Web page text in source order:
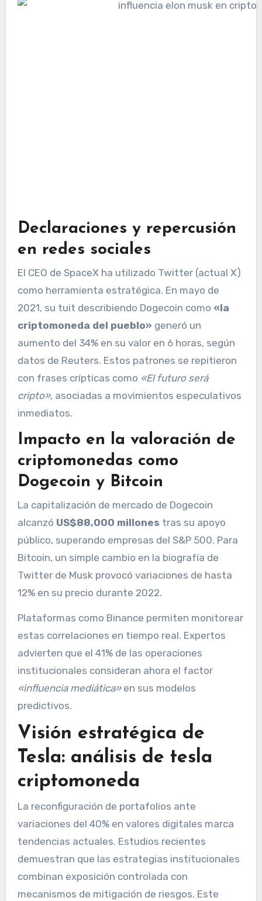
Declaraciones y repercusión
en redes sociales
El CEO de SpaceX ha utilizado Twitter (actual X)
como herramienta estratégica. En mayo de
2021, su tuit describiendo Dogecoin como «la
criptomoneda del pueblo» generó un
aumento del 34% en su valor en 6 horas, según
datos de Reuters. Estos patrones se repitieron
con frases crípticas como «El futuro será
cripto», asociadas a movimientos especulativos
inmediatos.
Impacto en la valoración de
criptomonedas como
Dogecoin y Bitcoin
La capitalización de mercado de Dogecoin
alcanzó US$88,000 millones tras su apoyo
público, superando empresas del S&P 500. Para
Bitcoin, un simple cambio en la biografía de
Twitter de Musk provocó variaciones de hasta
12% en su precio durante 2022.
Plataformas como Binance permiten monitorear
estas correlaciones en tiempo real. Expertos
advierten que el 41% de las operaciones
institucionales consideran ahora el factor
«influencia mediática»en sus modelos
predictivos.
Visión estratégica de
Tesla: análisis de tesla
criptomoneda
La reconfiguración de portafolios ante
variaciones del 40% en valores digitales marca
tendencias actuales. Estudios recientes
demuestran que las estrategias institucionales
combinan exposición controlada con
mecanismos de mitigación de riesgos. Este